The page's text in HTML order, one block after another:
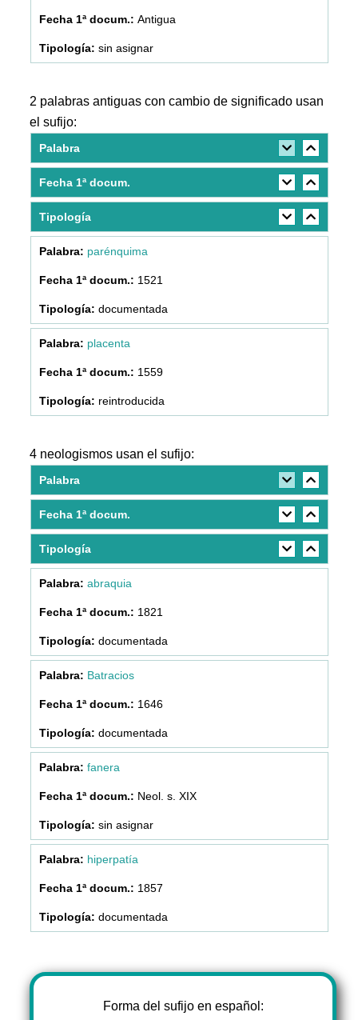
Antigua
sin asignar
2 palabras antiguas con cambio de significado usan
el sufijo:
Palabra
Fecha 1ª docum.
Tipología
parénquima
1521
documentada
placenta
1559
reintroducida
4 neologismos usan el sufijo:
Palabra
Fecha 1ª docum.
Tipología
abraquia
1821
documentada
Batracios
1646
documentada
fanera
Neol. s. XIX
sin asignar
hiperpatía
1857
documentada
Forma del sufijo en español: